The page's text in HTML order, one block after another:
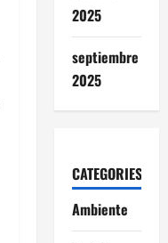
2025
septiembre
2025
CATEGORIES
Ambiente